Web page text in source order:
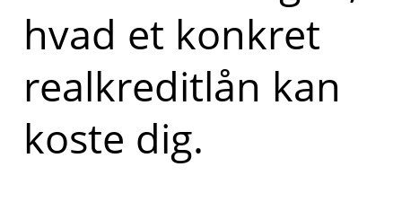
hvad et konkret
realkreditlån kan
koste dig.